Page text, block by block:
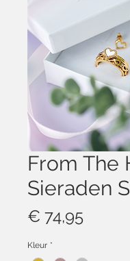
From The
Sieraden
€ 74,95Prijs
Kleur *